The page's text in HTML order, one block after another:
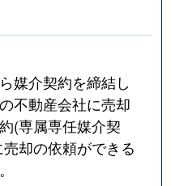
媒介契約を締結し
不動産会社に売却
(専属専任媒介契
却の依頼ができる